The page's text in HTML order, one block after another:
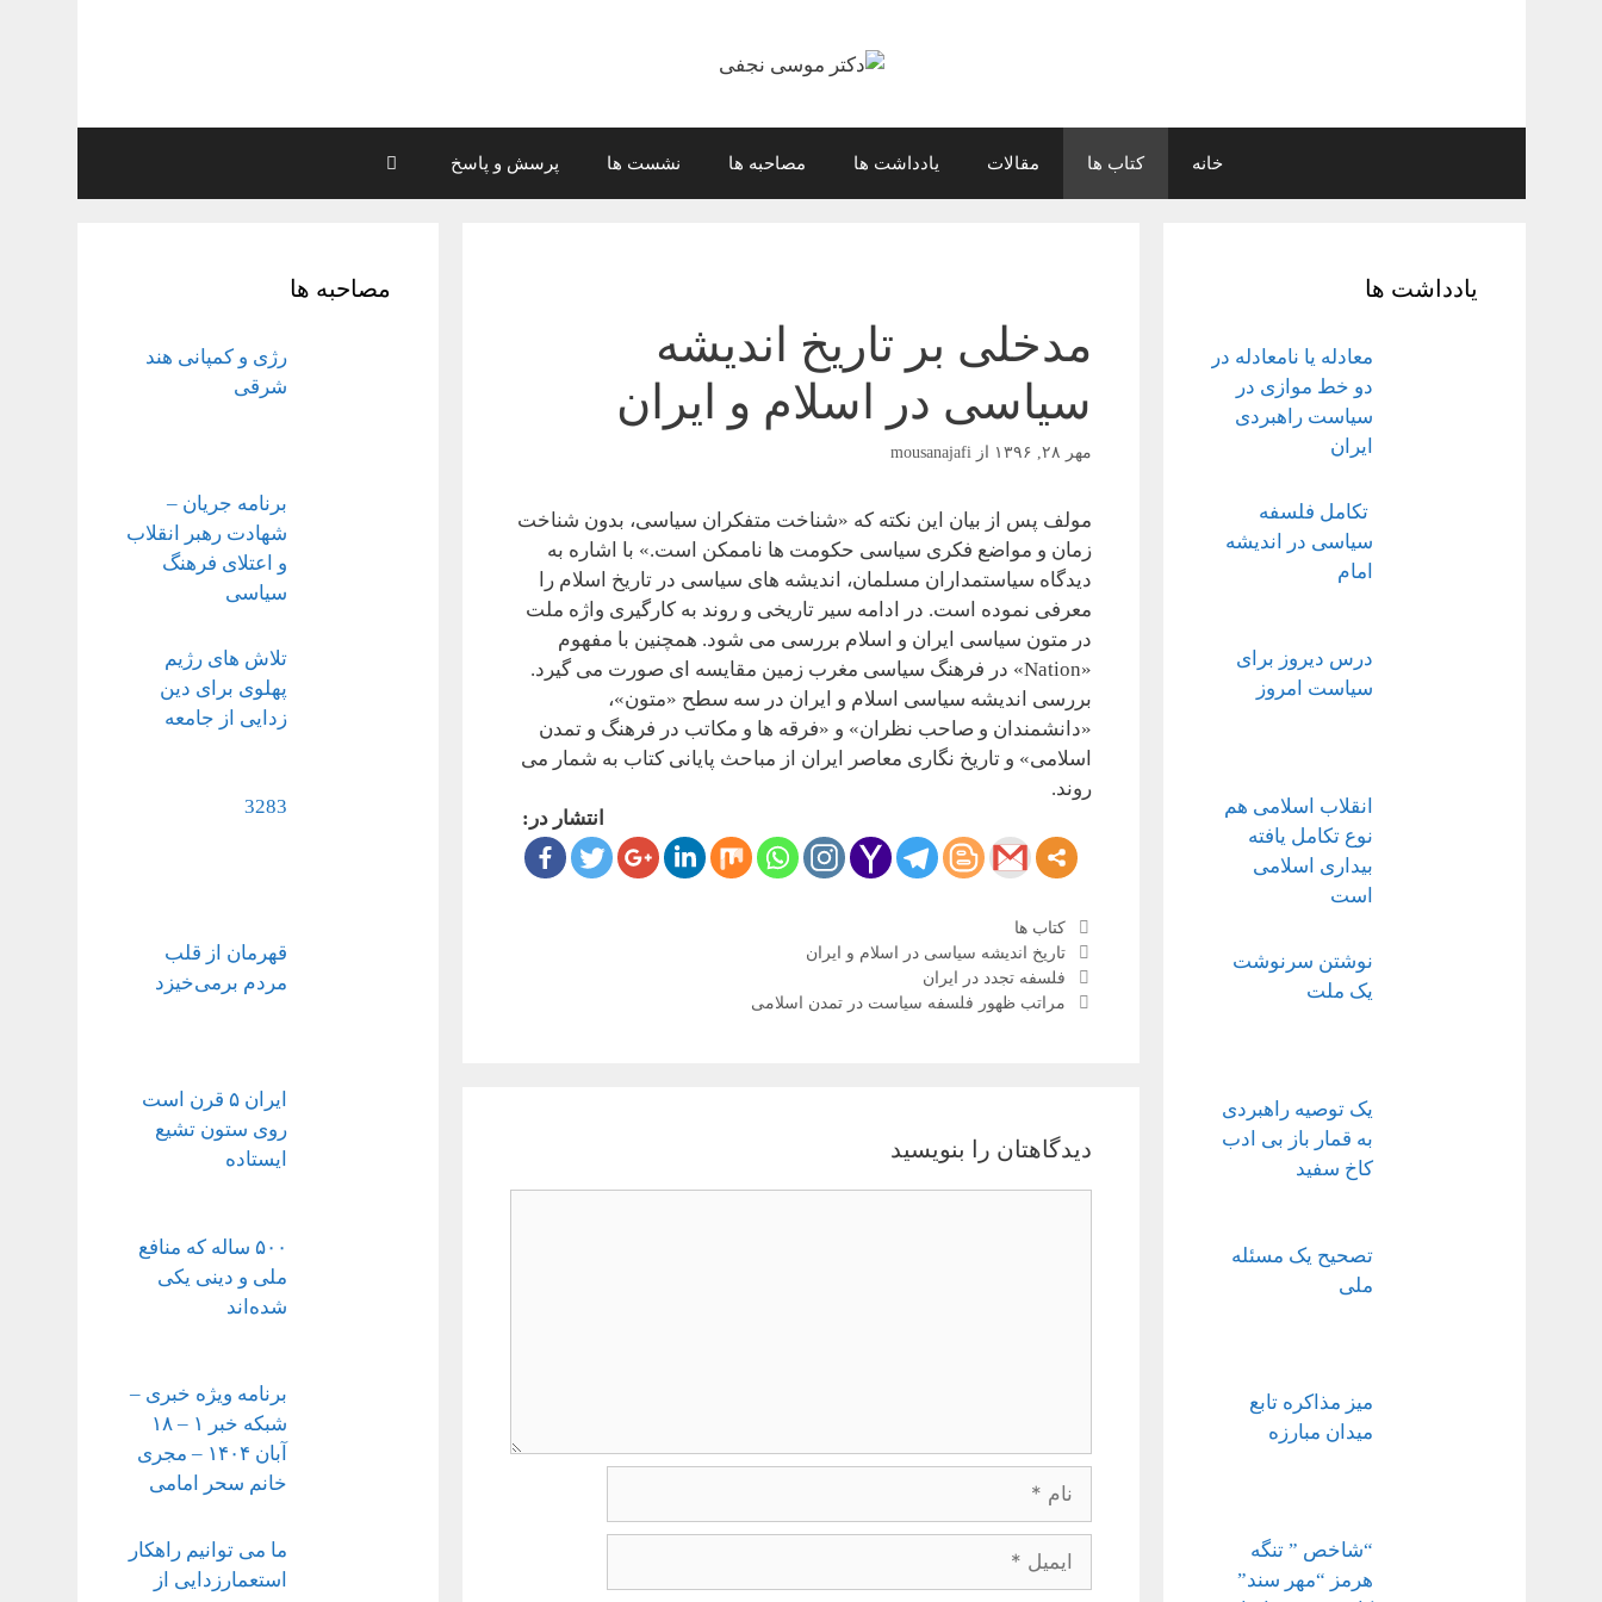
خانه کتاب ها مقالات یادداشت ها مصاحبه ها نشست ها پرسش و پاسخ
مدخلی بر تاریخ اندیشه
سیاسی در اسلام و ایران
مهر ۲۸, ۱۳۹۶ از mousanajafi
مولف پس از بیان این نکته که «شناخت متفکران سیاسی، بدون شناخت
زمان و مواضع فکری سیاسی حکومت ها ناممکن است.» با اشاره به
دیدگاه سیاستمداران مسلمان، اندیشه های سیاسی در تاریخ اسلام را
معرفی نموده است. در ادامه سیر تاریخی و روند به کارگیری واژه ملت
در متون سیاسی ایران و اسلام بررسی می شود. همچنین با مفهوم
«Nation» در فرهنگ سیاسی مغرب زمین مقایسه ای صورت می گیرد.
بررسی اندیشه سیاسی اسلام و ایران در سه سطح «متون»،
«دانشمندان و صاحب نظران» و «فرقه ها و مکاتب در فرهنگ و تمدن
اسلامی» و تاریخ نگاری معاصر ایران از مباحث پایانی کتاب به شمار می
روند.
انتشار در:
دسته‌ها
کتاب ها
برچسب‌ها
تاریخ اندیشه سیاسی در اسلام و ایران
ناوبری
نوشته‌ها
فلسفه تجدد در ایران
مراتب ظهور فلسفه سیاست در تمدن اسلامی
دیدگاهتان را بنویسید
مصاحبه ها
رژی و کمپانی هند
شرقی
برنامه جریان –
شهادت رهبر انقلاب
و اعتلای فرهنگ
سیاسی
تلاش های رژیم
پهلوی برای دین
زدایی از جامعه
3283
قهرمان از قلب
مردم برمی‌خیزد
ایران ۵ قرن است
روی ستون تشیع
ایستاده
۵۰۰ ساله که منافع
ملی و دینی یکی
شده‌اند
برنامه ویژه خبری –
شبکه خبر ۱ – ۱۸
آبان ۱۴۰۴ – مجری
خانم سحر امامی
ما می توانیم راهکار
استعمارزدایی از
یادداشت ها
معادله یا نامعادله در
دو خط موازی در
سیاست راهبردی
ایران
تکامل فلسفه
سیاسی در اندیشه
امام
درس دیروز برای
سیاست امروز
انقلاب اسلامی هم
نوع تکامل یافته
بیداری اسلامی
است
نوشتن سرنوشت
یک ملت
یک توصیه راهبردی
به قمار باز بی ادب
کاخ سفید
تصحیح یک مسئله
ملی
میز مذاکره تابع
میدان مبارزه
“شاخص ” تنگه
هرمز “مهر سند”